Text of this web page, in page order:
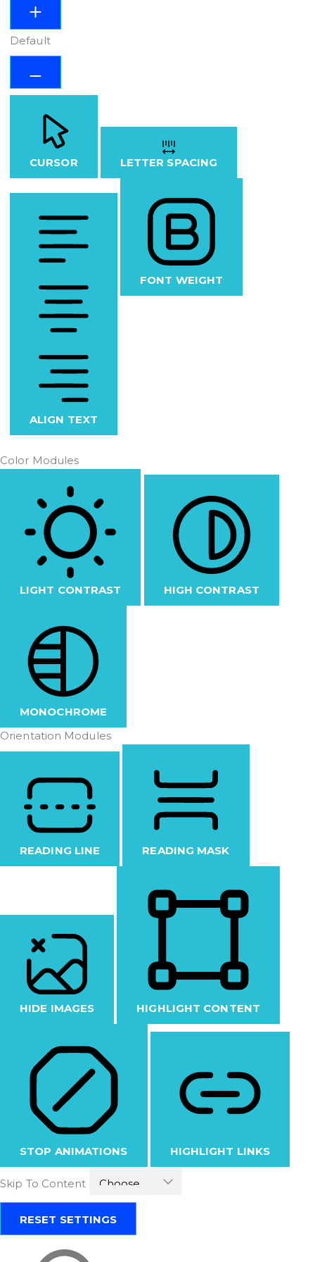
Default
CURSOR LETTER SPACING
ALIGN TEXT
FONT WEIGHT
Color Modules
LIGHT CONTRAST HIGH CONTRAST
MONOCHROME
Orientation Modules
READING LINE READING MASK
HIDE IMAGES HIGHLIGHT CONTENT
STOP ANIMATIONS HIGHLIGHT LINKS
Skip To Content
RESET SETTINGS